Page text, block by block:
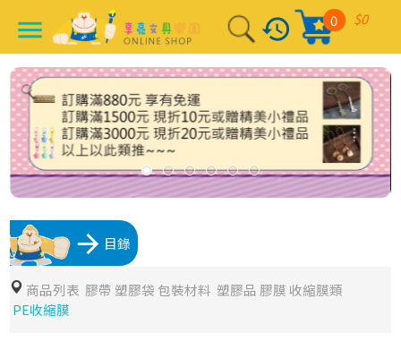
menu history $0
0
arrow_forward 目錄
商品列表 膠帶 塑膠袋 包裝材料 塑膠品 膠膜 收縮膜類
PE收縮膜